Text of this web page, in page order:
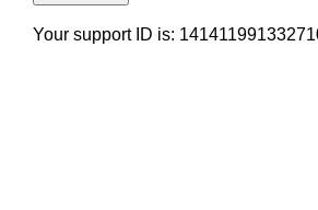
Your support ID is: